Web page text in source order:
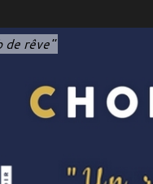
de rêve"